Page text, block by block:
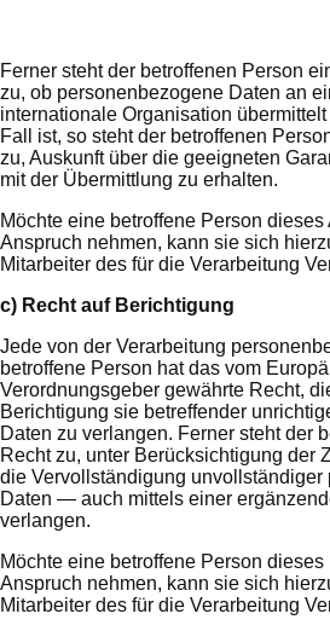
Ferner steht der betroffenen Person
zu, ob personenbezogene Daten an
internationale Organisation
Fall ist, so steht der betroffenen
zu, Auskunft über die geeigneten
mit der Übermittlung zu erhalten.
Möchte eine betroffene Person dieses
Anspruch nehmen, kann sie sich
Mitarbeiter des für die Verarbeitung
c) Recht auf Berichtigung
Jede von der Verarbeitung
betroffene Person hat das vom
Verordnungsgeber gewährte Recht,
Berichtigung sie betreffender
Daten zu verlangen. Ferner steht der
Recht zu, unter Berücksichtigung der
die Vervollständigung unvollständiger
Daten — auch mittels einer
verlangen.
Möchte eine betroffene Person
Anspruch nehmen, kann sie sich
Mitarbeiter des für die Verarbeitung